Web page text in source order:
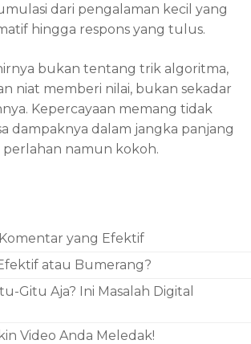
dari pengalaman kecil yang
hingga respons yang tulus.
bukan tentang trik algoritma,
niat memberi nilai, bukan sekadar
Kepercayaan memang tidak
dampaknya dalam jangka panjang
namun kokoh.
yang Efektif
atau Bumerang?
Gitu Aja? Ini Masalah Digital
Video Anda Meledak!